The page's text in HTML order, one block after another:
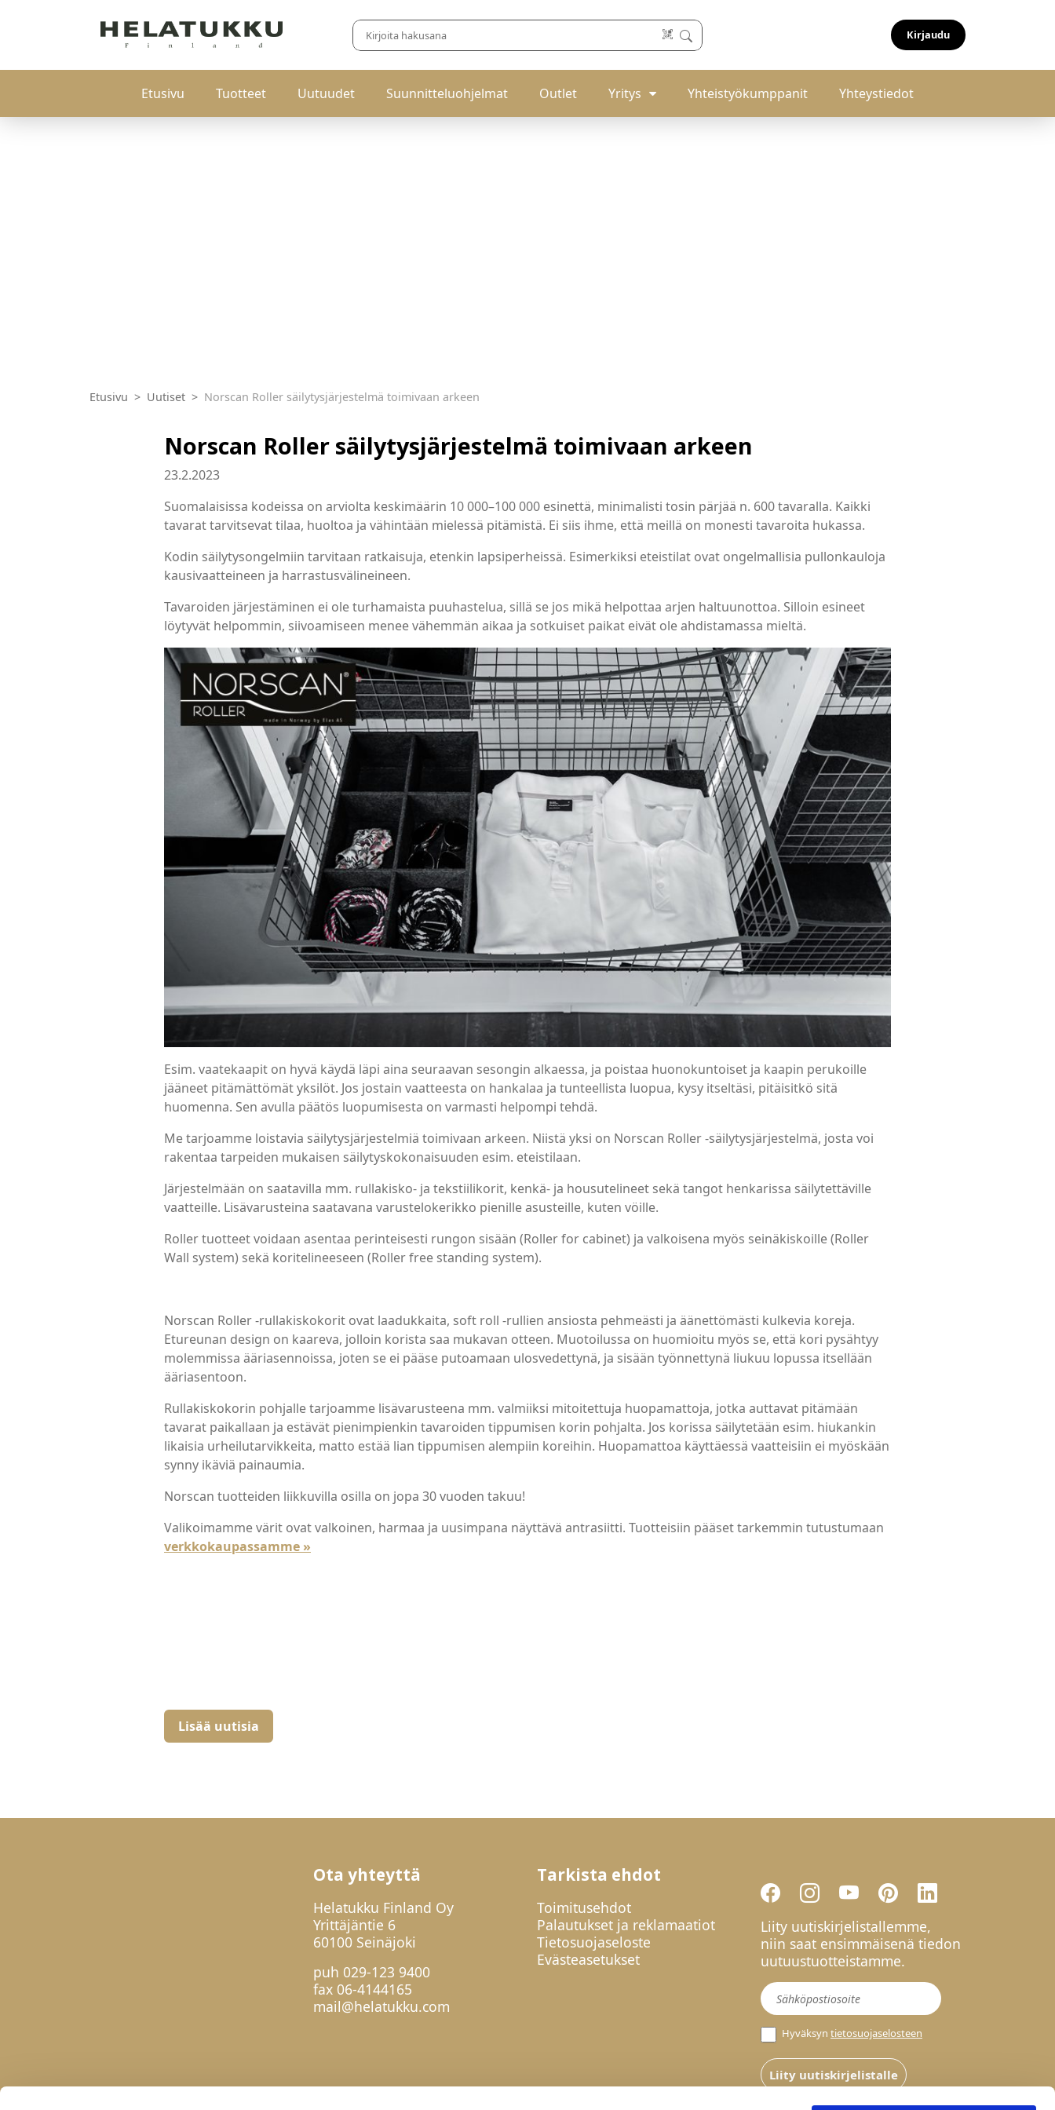
Kirjaudu
Etusivu Tuotteet Uutuudet Suunnitteluohjelmat Outlet Yritys Yhteistyökumppanit Yhteystiedot
Etusivu Uutiset Norscan Roller säilytysjärjestelmä toimivaan arkeen
Norscan Roller säilytysjärjestelmä toimivaan arkeen
23.2.2023
Suomalaisissa kodeissa on arviolta keskimäärin 10 000–100 000 esinettä, minimalisti tosin pärjää n. 600 tavaralla. Kaikki
tavarat tarvitsevat tilaa, huoltoa ja vähintään mielessä pitämistä. Ei siis ihme, että meillä on monesti tavaroita hukassa.
Kodin säilytysongelmiin tarvitaan ratkaisuja, etenkin lapsiperheissä. Esimerkiksi eteistilat ovat ongelmallisia pullonkauloja
kausivaatteineen ja harrastusvälineineen.
Tavaroiden järjestäminen ei ole turhamaista puuhastelua, sillä se jos mikä helpottaa arjen haltuunottoa. Silloin esineet
löytyvät helpommin, siivoamiseen menee vähemmän aikaa ja sotkuiset paikat eivät ole ahdistamassa mieltä.
Esim. vaatekaapit on hyvä käydä läpi aina seuraavan sesongin alkaessa, ja poistaa huonokuntoiset ja kaapin perukoille
jääneet pitämättömät yksilöt. Jos jostain vaatteesta on hankalaa ja tunteellista luopua, kysy itseltäsi, pitäisitkö sitä
huomenna. Sen avulla päätös luopumisesta on varmasti helpompi tehdä.
Me tarjoamme loistavia säilytysjärjestelmiä toimivaan arkeen. Niistä yksi on Norscan Roller -säilytysjärjestelmä, josta voi
rakentaa tarpeiden mukaisen säilytyskokonaisuuden esim. eteistilaan.
Järjestelmään on saatavilla mm. rullakisko- ja tekstiilikorit, kenkä- ja housutelineet sekä tangot henkarissa säilytettäville
vaatteille. Lisävarusteina saatavana varustelokerikko pienille asusteille, kuten vöille.
Roller tuotteet voidaan asentaa perinteisesti rungon sisään (Roller for cabinet) ja valkoisena myös seinäkiskoille (Roller
Wall system) sekä koritelineeseen (Roller free standing system).
Norscan Roller -rullakiskokorit ovat laadukkaita, soft roll -rullien ansiosta pehmeästi ja äänettömästi kulkevia koreja.
Etureunan design on kaareva, jolloin korista saa mukavan otteen. Muotoilussa on huomioitu myös se, että kori pysähtyy
molemmissa ääriasennoissa, joten se ei pääse putoamaan ulosvedettynä, ja sisään työnnettynä liukuu lopussa itsellään
ääriasentoon.
Rullakiskokorin pohjalle tarjoamme lisävarusteena mm. valmiiksi mitoitettuja huopamattoja, jotka auttavat pitämään
tavarat paikallaan ja estävät pienimpienkin tavaroiden tippumisen korin pohjalta. Jos korissa säilytetään esim. hiukankin
likaisia urheilutarvikkeita, matto estää lian tippumisen alempiin koreihin. Huopamattoa käyttäessä vaatteisiin ei myöskään
synny ikäviä painaumia.
Norscan tuotteiden liikkuvilla osilla on jopa 30 vuoden takuu!
Valikoimamme värit ovat valkoinen, harmaa ja uusimpana näyttävä antrasiitti. Tuotteisiin pääset tarkemmin tutustumaan
verkkokaupassamme »
Lisää uutisia
Ota yhteyttä
Helatukku Finland Oy
Yrittäjäntie 6
60100 Seinäjoki
puh 029-123 9400
fax 06-4144165
mail@helatukku.com
Tarkista ehdot
Toimitusehdot
Palautukset ja reklamaatiot
Tietosuojaseloste
Evästeasetukset
Liity uutiskirjelistallemme,
niin saat ensimmäisenä tiedon
uutuustuotteistamme.
Uutiskirje
Hyväksyn tietosuojaselosteen
Liity uutiskirjelistalle